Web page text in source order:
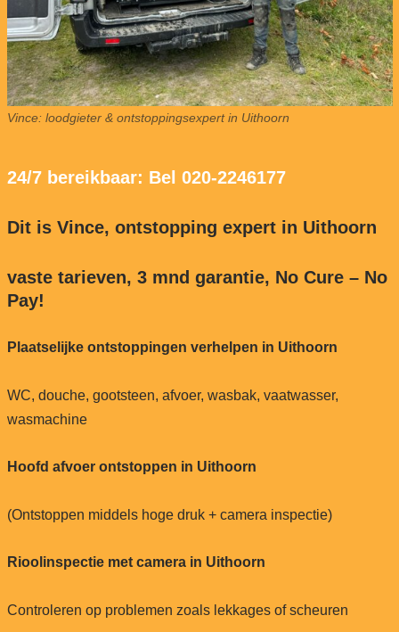
Vince: loodgieter & ontstoppingsexpert in Uithoorn
24/7 bereikbaar: Bel 020-2246177
Dit is Vince, ontstopping expert in Uithoorn
vaste tarieven, 3 mnd garantie, No Cure – No
Pay!
Plaatselijke ontstoppingen verhelpen in Uithoorn
WC, douche, gootsteen, afvoer, wasbak, vaatwasser,
wasmachine
Hoofd afvoer ontstoppen in Uithoorn
(Ontstoppen middels hoge druk + camera inspectie)
Rioolinspectie met camera in Uithoorn
Controleren op problemen zoals lekkages of scheuren